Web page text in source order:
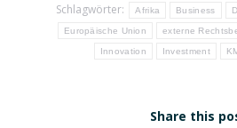
Schlagwörter:
Afrika Business
Europäische Union externe
Innovation Investment
Share this